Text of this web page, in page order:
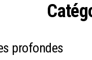
profondes